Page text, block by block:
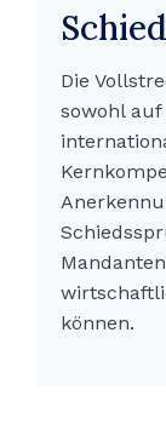
Die
sowohl
können.